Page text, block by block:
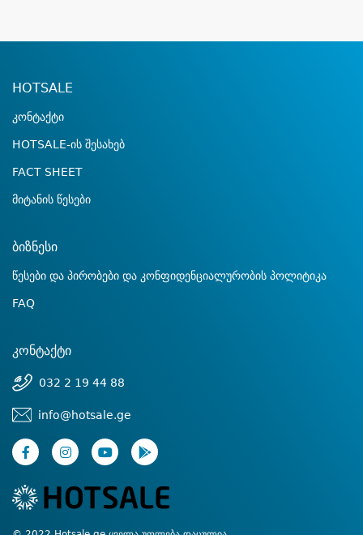
HOTSALE
კონტაქტი
HOTSALE-ის შესახებ
FACT SHEET
მიტანის წესები
ბიზნესი
წესები და პირობები და კონფიდენციალურობის პოლიტიკა
FAQ
კონტაქტი
032 2 19 44 88
info@hotsale.ge